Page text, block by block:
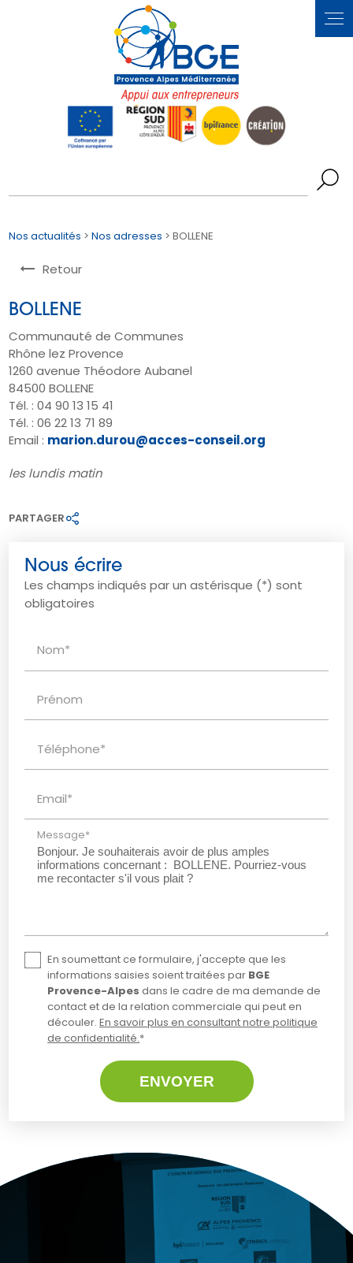
Nos actualités >Nos adresses > BOLLENE
Retour
BOLLENE
Communauté de Communes
Rhône lez Provence
1260 avenue Théodore Aubanel
84500 BOLLENE
Tél. : 04 90 13 15 41
Tél. : 06 22 13 71 89
Email : marion.durou@acces-conseil.org
les lundis matin
PARTAGER
Nous écrire
Les champs indiqués par un astérisque (*) sont
obligatoires
Nom*
Prénom
Téléphone*
Email*
Message*
En soumettant ce formulaire, j'accepte que les
informations saisies soient traitées par BGE
Provence-Alpes dans le cadre de ma demande de
contact et de la relation commerciale qui peut en
découler.En savoir plus en consultant notre politique
de confidentialité.*
Panneau de gestion des cookies